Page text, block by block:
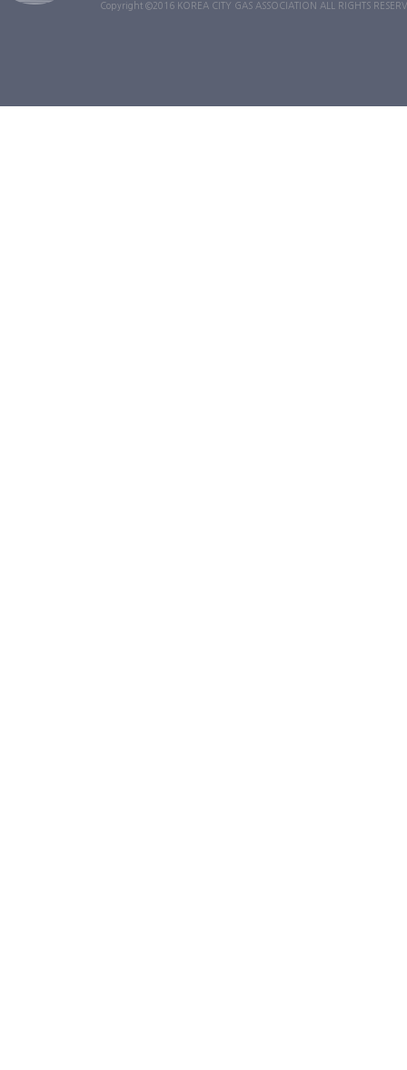
Copyright ©2016 KOREA CITY GAS ASSOCIATION ALL RIGHTS